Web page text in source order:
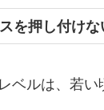
を押し付けな
ベルは、若